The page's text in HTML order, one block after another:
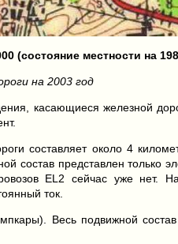
(состояние местности на
на 2003 год
касающиеся железной
составляет около 4
состав представлен только
EL2 сейчас уже нет.
ток.
Весь подвижной